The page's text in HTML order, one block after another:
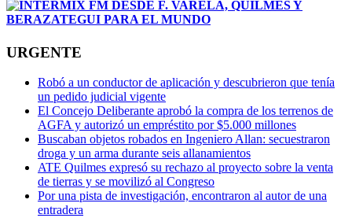
URGENTE
Robó a un conductor de aplicación y descubrieron que tenía
un pedido judicial vigente
El Concejo Deliberante aprobó la compra de los terrenos de
AGFA y autorizó un empréstito por $5.000 millones
Buscaban objetos robados en Ingeniero Allan: secuestraron
droga y un arma durante seis allanamientos
ATE Quilmes expresó su rechazo al proyecto sobre la venta
de tierras y se movilizó al Congreso
Por una pista de investigación, encontraron al autor de una
entradera